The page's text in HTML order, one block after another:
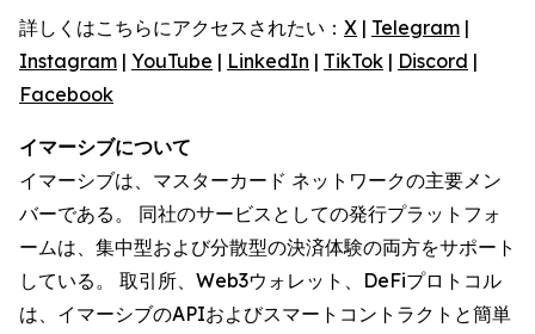
詳しくはこちらにアクセスされたい： X | Telegram |
Instagram | YouTube | LinkedIn | TikTok | Discord |
Facebook
イマーシブについて
イマーシブは、マスターカード ネットワークの主要メン
バーである。 同社のサービスとしての発行プラットフォ
ームは、集中型および分散型の決済体験の両方をサポート
している。 取引所、Web3ウォレット、DeFiプロトコル
は、イマーシブのAPIおよびスマートコントラクトと簡単